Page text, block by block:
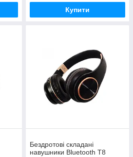
Купити
Бездротові складані
навушники Bluetooth T8